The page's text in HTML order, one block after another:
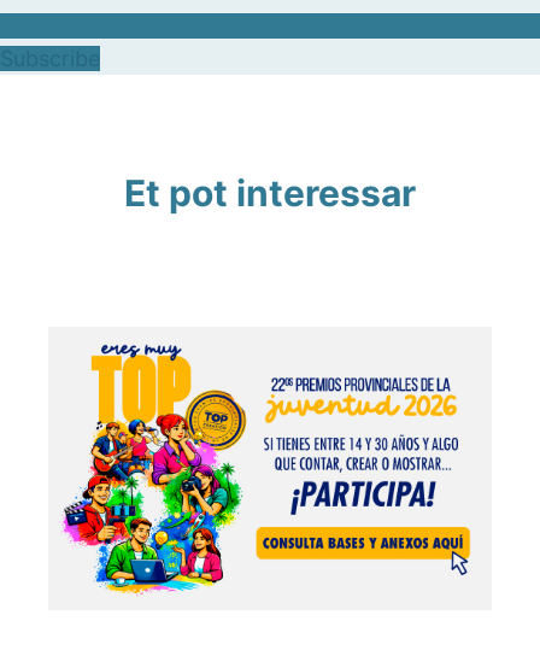
Et pot interessar